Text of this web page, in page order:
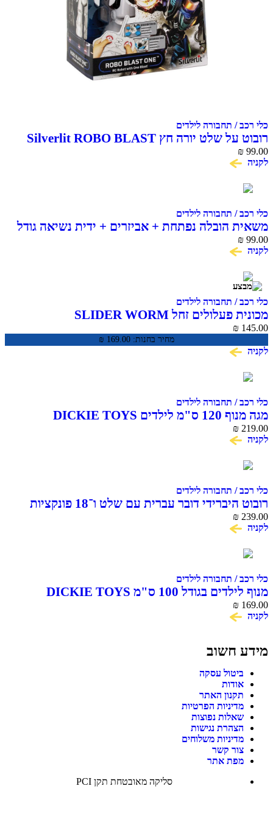
כלי רכב / תחבורה לילדים
רובוט על שלט יורה חץ Silverlit ROBO BLAST
ONE לבן₪ 99.00
לקניה
כלי רכב / תחבורה לילדים
משאית הובלה נפתחת + אביזרים + ידית נשיאה גודל
43 ס"מ
₪ 99.00
לקניה
כלי רכב / תחבורה לילדים
מכונית פעלולים זחל SLIDER WORM
מחיר בחנות: ₪ 169.00
₪ 145.00
לקניה
כלי רכב / תחבורה לילדים
מגה מנוף 120 ס"מ לילדים DICKIE TOYS
₪ 219.00
לקניה
כלי רכב / תחבורה לילדים
רובוט היברידי דובר עברית עם שלט ו־18 פונקציות
MACHINA
₪ 239.00
לקניה
כלי רכב / תחבורה לילדים
מנוף לילדים בגודל 100 ס"מ DICKIE TOYS
₪ 169.00
לקניה
מידע חשוב
ביטול עסקה
אודות
תקנון האתר
מדיניות הפרטיות
שאלות נפוצות
הצהרת נגישות
מדיניות משלוחים
צור קשר
מפת אתר
סליקה מאובטחת תקן PCI